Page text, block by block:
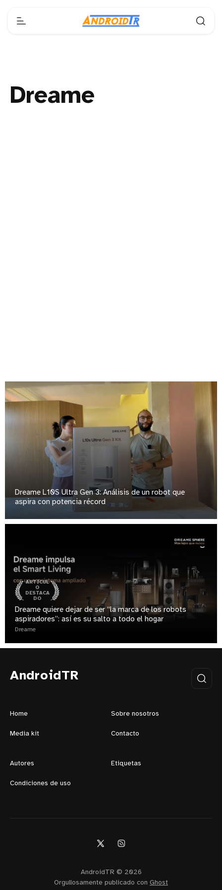
Dreame
Dreame L10S Ultra Gen 3: Análisis de un robot que
aspira con potencia récord
ARTÍCUL
O
DESTACA
DO
Dreame quiere dejar de ser “la marca de los robots
aspiradores”: así es su salto a todo el hogar
Dreame
AndroidTR
Home Sobre nosotros
Media kit Contacto
Autores Etiquetas
Condiciones de uso
AndroidTR © 2026
Orgullosamente publicado con Ghost